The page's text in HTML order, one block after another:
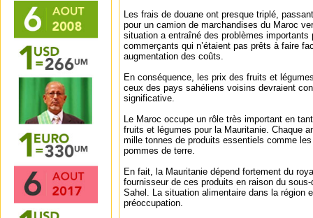
Les frais de douane ont presque triplé,
pour un camion de marchandises du Maroc
situation a entraîné des problèmes importants
commerçants qui n’étaient pas prêts à faire
augmentation des coûts.
En conséquence, les prix des fruits et
ceux des pays sahéliens voisins devraient
significative.
Le Maroc occupe un rôle très important en
fruits et légumes pour la Mauritanie. Chaque
mille tonnes de produits essentiels comme
pommes de terre.
En fait, la Mauritanie dépend fortement du
fournisseur de ces produits en raison du
Sahel. La situation alimentaire dans la région
préoccupation.